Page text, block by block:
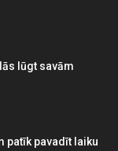
lūgt savām
patīk pavadīt laiku